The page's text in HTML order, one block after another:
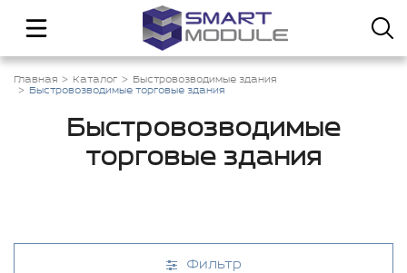
Главная Каталог
Быстровозводимые здания
Быстровозводимые торговые здания
Быстровозводимые
торговые здания
Фильтр